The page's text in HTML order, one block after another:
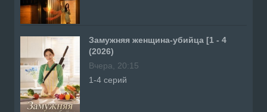
Замужняя женщина-убийца [1 - 4
(2026)
Вчера, 20:15
1-4 серий